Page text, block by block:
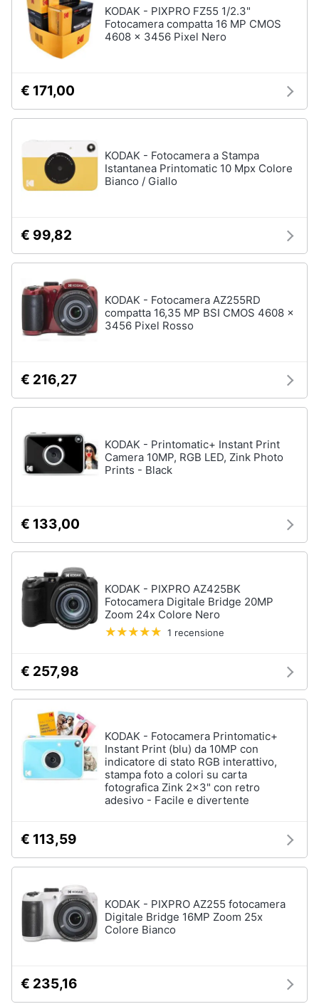
KODAK - PIXPRO FZ55 1/2.3"
Fotocamera compatta 16 MP CMOS
4608 x 3456 Pixel Nero
€ 171,00
KODAK - Fotocamera a Stampa
Istantanea Printomatic 10 Mpx Colore
Bianco / Giallo
€ 99,82
KODAK - Fotocamera AZ255RD
compatta 16,35 MP BSI CMOS 4608 x
3456 Pixel Rosso
€ 216,27
KODAK - Printomatic+ Instant Print
Camera 10MP, RGB LED, Zink Photo
Prints - Black
€ 133,00
KODAK - PIXPRO AZ425BK
Fotocamera Digitale Bridge 20MP
Zoom 24x Colore Nero
1 recensione
€ 257,98
KODAK - Fotocamera Printomatic+
Instant Print (blu) da 10MP con
indicatore di stato RGB interattivo,
stampa foto a colori su carta
fotografica Zink 2x3" con retro
adesivo - Facile e divertente
€ 113,59
KODAK - PIXPRO AZ255 fotocamera
Digitale Bridge 16MP Zoom 25x
Colore Bianco
€ 235,16